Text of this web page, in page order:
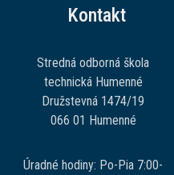
Kontakt
Stredná odborná škola
technická Humenné
Družstevná 1474/19
066 01 Humenné
Úradné hodiny: Po-Pia 7:00-